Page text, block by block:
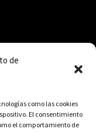
de
como las cookies
El consentimiento
el comportamiento de